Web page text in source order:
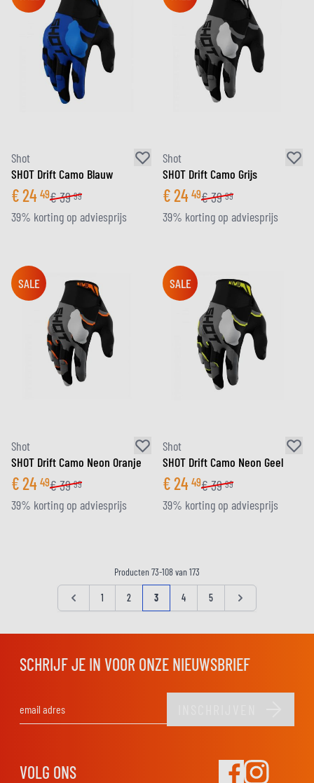
Shot
SHOT Drift Camo Blauw
€24 49€39 99
39% korting op adviesprijs
Shot
SHOT Drift Camo Grijs
€24 49€39 99
39% korting op adviesprijs
SALE
Shot
SHOT Drift Camo Neon Oranje
€24 49€39 99
39% korting op adviesprijs
SALE
Shot
SHOT Drift Camo Neon Geel
€24 49€39 99
39% korting op adviesprijs
Producten73-108van173
Pagina
Pagina Pagina
1 Pagina
2 U lees momenteel pagina
3 Pagina
4 Pagina
5 Pagina
SCHRIJF JE IN VOOR ONZE NIEUWSBRIEF
VOLG ONS